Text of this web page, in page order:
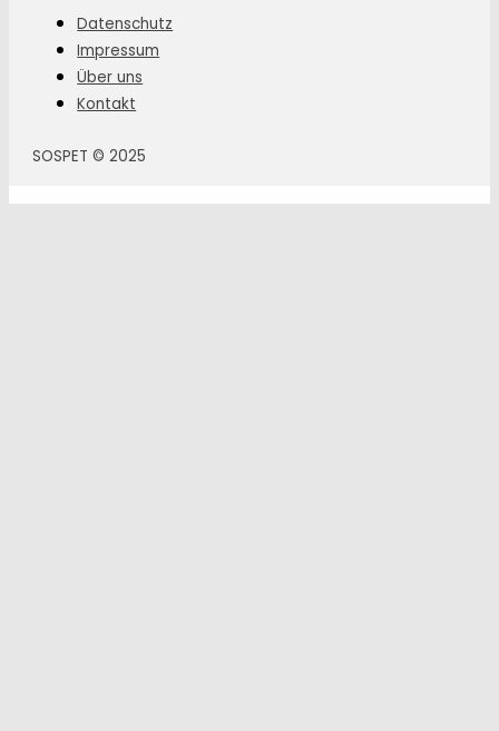
Datenschutz
Impressum
Über uns
Kontakt
SOSPET © 2025